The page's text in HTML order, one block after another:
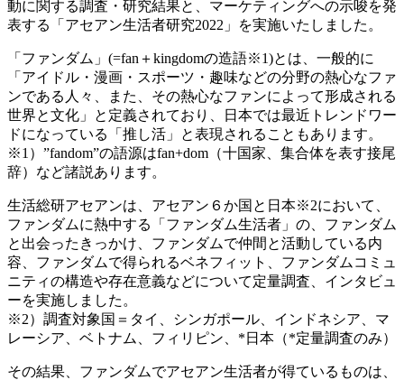
動に関する調査・研究結果と、マーケティングへの示唆を発
表する「アセアン生活者研究2022」を実施いたしました。
「ファンダム」(=fan＋kingdomの造語※1)とは、一般的に
「アイドル・漫画・スポーツ・趣味などの分野の熱心なファ
ンである人々、また、その熱心なファンによって形成される
世界と文化」と定義されており、日本では最近トレンドワー
ドになっている「推し活」と表現されることもあります。
※1）”fandom”の語源はfan+dom（十国家、集合体を表す接尾
辞）など諸説あります。
生活総研アセアンは、アセアン６か国と日本※2において、
ファンダムに熱中する「ファンダム生活者」の、ファンダム
と出会ったきっかけ、ファンダムで仲間と活動している内
容、ファンダムで得られるベネフィット、ファンダムコミュ
ニティの構造や存在意義などについて定量調査、インタビュ
ーを実施しました。
※2）調査対象国＝タイ、シンガポール、インドネシア、マ
レーシア、ベトナム、フィリピン、*日本（*定量調査のみ）
その結果、ファンダムでアセアン生活者が得ているものは、